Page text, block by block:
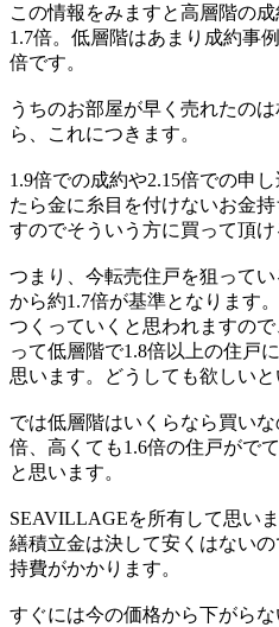
この情報をみますと高層階の
1.7倍。低層階はあまり成約事
倍です。
うちのお部屋が早く売れたの
ら、これにつきます。
1.9倍での成約や2.15倍での申
たら金に糸目を付けないお金
すのでそういう方に買って頂け
つまり、今転売住戸を狙って
から約1.7倍が基準となります
つくっていくと思われますの
って低層階で1.8倍以上の住戸
思います。どうしても欲しいと
では低層階はいくらなら買い
倍、高くても1.6倍の住戸がで
と思います。
SEAVILLAGEを所有して思い
繕積立金は決して安くはない
持費がかかります。
すぐには今の価格から下がら